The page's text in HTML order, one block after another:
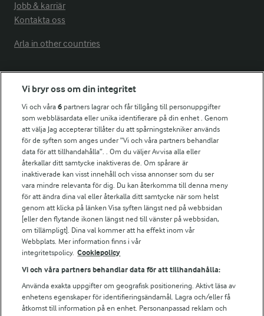
Jobb & karriär
Kontakta oss
Arla in other countries
Fler Arlasajter
För ägare
Arlas kundportal
Arla.com
Falbygdens Ost
Arla webbshop
Bildbank
Följ oss
Vi bryr oss om din integritet
Vi och våra6 partners lagrar och får tillgång till personuppgifter
som webbläsardata eller unika identifierare på din enhet . Genom
att välja Jag accepterar tillåter du att spårningstekniker används
för de syften som anges under ”Vi och våra partners behandlar
data för att tillhandahålla”. . Om du väljer Avvisa alla eller
återkallar ditt samtycke inaktiveras de. Om spårare är
inaktiverade kan visst innehåll och vissa annonser som du ser
vara mindre relevanta för dig. Du kan återkomma till denna meny
för att ändra dina val eller återkalla ditt samtycke när som helst
genom att klicka på länken Visa syften längst ned på webbsidan
[eller den flytande ikonen längst ned till vänster på webbsidan,
om tillämpligt]. Dina val kommer att ha effekt inom vår
Webbplats. Mer information finns i vår
integritetspolicy. Cookiepolicy
Vi och våra partners behandlar data för att tillhandahålla:
Använda exakta uppgifter om geografisk positionering. Aktivt läsa av
enhetens egenskaper för identifieringsändamål. Lagra och/eller få
åtkomst till information på en enhet. Personanpassad reklam och